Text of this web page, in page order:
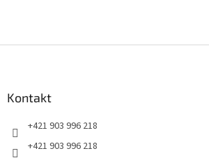
Kontakt
+421 903 996 218
+421 903 996 218